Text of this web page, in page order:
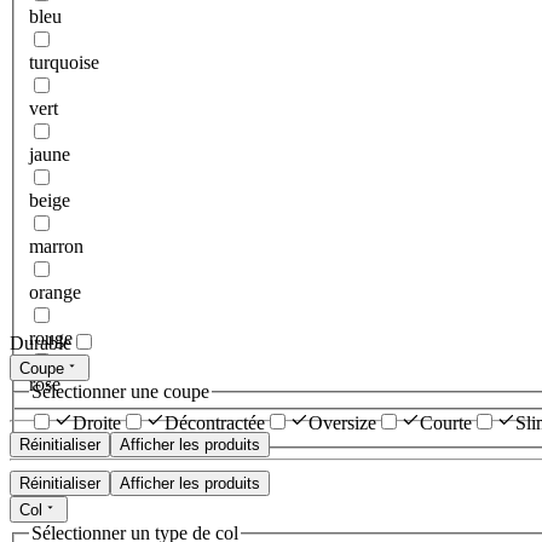
bleu
turquoise
vert
jaune
beige
marron
orange
rouge
rose
Réinitialiser Afficher les produits
Durable
Coupe
Sélectionner une coupe
Droite
Décontractée Oversize Courte
Réinitialiser
Afficher les produits
Col
Sélectionner un type de col